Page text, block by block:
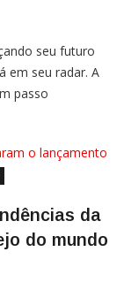
seu futuro
em seu radar. A
passo
da
do mundo